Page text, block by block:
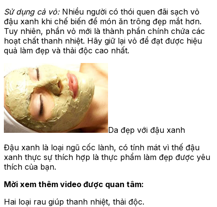
Sử dụng cả vỏ: Nhiều người có thói quen đãi sạch vỏ
đậu xanh khi chế biến để món ăn trông đẹp mắt hơn.
Tuy nhiên, phần vỏ mới là thành phần chính chứa các
hoạt chất thanh nhiệt. Hãy giữ lại vỏ để đạt được hiệu
quả làm đẹp và thải độc cao nhất.
Da đẹp với đậu xanh
Đậu xanh là loại ngũ cốc lành, có tính mát vì thế đậu
xanh thực sự thích hợp là thực phẩm làm đẹp được yêu
thích của bạn.
Mời xem thêm video được quan tâm:
Hai loại rau giúp thanh nhiệt, thải độc.